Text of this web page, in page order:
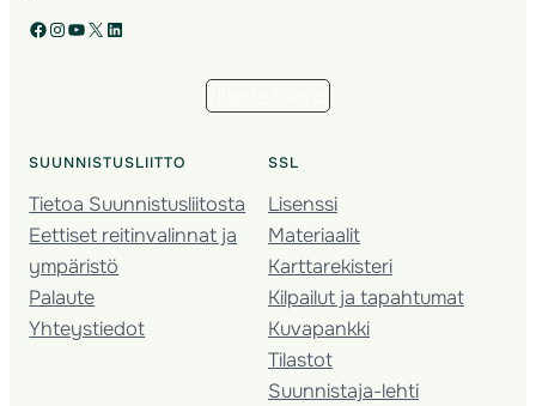
Facebook Instagram YouTube X LinkedIn
SUUNNISTUSLIITTO
Tietoa Suunnistusliitosta
Eettiset reitinvalinnat ja
ympäristö
Palaute
Yhteystiedot
SSL
Lisenssi
Materiaalit
Karttarekisteri
Kilpailut ja tapahtumat
Kuvapankki
Tilastot
Suunnistaja-lehti